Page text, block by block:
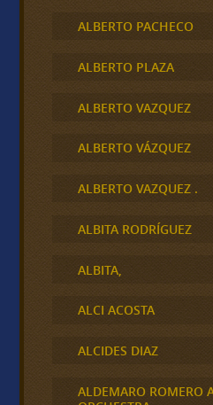
ALBERTO PACHECO
ALBERTO PLAZA
ALBERTO VAZQUEZ
ALBERTO VÁZQUEZ
ALBERTO VAZQUEZ .
ALBITA RODRÍGUEZ
ALBITA,
ALCI ACOSTA
ALCIDES DIAZ
ALDEMARO ROMERO